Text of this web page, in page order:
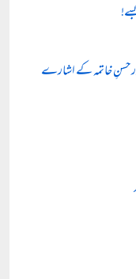
حسنِ خاتمہ کے اشارے